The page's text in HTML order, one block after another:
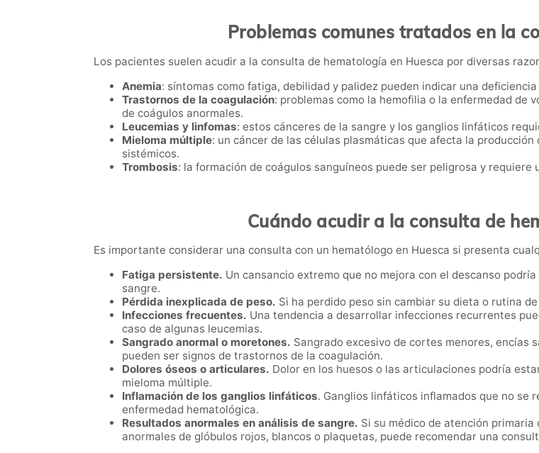
Problemas comunes tratados en la
Los pacientes suelen acudir a la consulta de hematología en Huesca por diversas
Anemia: síntomas como fatiga, debilidad y palidez pueden indicar una
Trastornos de la coagulación: problemas como la hemofilia o la enfermedad de
de coágulos anormales.
Leucemias y linfomas: estos cánceres de la sangre y los ganglios linfáticos
Mieloma múltiple: un cáncer de las células plasmáticas que afecta la
sistémicos.
Trombosis: la formación de coágulos sanguíneos puede ser peligrosa y requiere
Cuándo acudir a la consulta de
Es importante considerar una consulta con un hematólogo en Huesca si presenta
Fatiga persistente. Un cansancio extremo que no mejora con el descanso
sangre.
Pérdida inexplicada de peso. Si ha perdido peso sin cambiar su dieta o rutina
Infecciones frecuentes. Una tendencia a desarrollar infecciones recurrentes
caso de algunas leucemias.
Sangrado anormal o moretones. Sangrado excesivo de cortes menores, encías
pueden ser signos de trastornos de la coagulación.
Dolores óseos o articulares. Dolor en los huesos o las articulaciones podría
mieloma múltiple.
Inflamación de los ganglios linfáticos. Ganglios linfáticos inflamados que no se
enfermedad hematológica.
Resultados anormales en análisis de sangre. Si su médico de atención
anormales de glóbulos rojos, blancos o plaquetas, puede recomendar una